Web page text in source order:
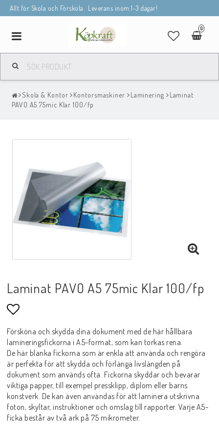
Allt för Skola och Förskola. Leverans inom 1-3 dagar!
0
Toggle
navigation
Skola & Kontor Kontorsmaskiner Laminering
Laminat
PAVO A5 75mic Klar 100/fp
Laminat PAVO A5 75mic Klar 100/fp
Lägg till i favoritlistan
Försköna och skydda dina dokument med de här hållbara
lamineringsfickorna i A5-format, som kan torkas rena.
De här blanka fickorna som är enkla att använda och rengöra
är perfekta för att skydda och förlänga livslängden på
dokument som används ofta. Fickorna skyddar och bevarar
viktiga papper, till exempel pressklipp, diplom eller barns
konstverk. De kan även användas för att laminera utskrivna
foton, skyltar, instruktioner och omslag till rapporter. Varje A5-
ficka består av två ark på 75 mikrometer.